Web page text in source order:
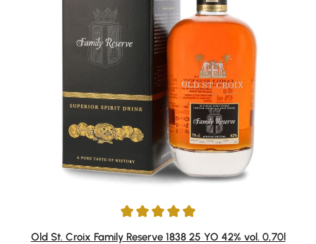
Durchschnittliche Bewertung von 4.94 von 5 Sternen
Old St. Croix Family Reserve 1838 25 YO 42% vol. 0,70l